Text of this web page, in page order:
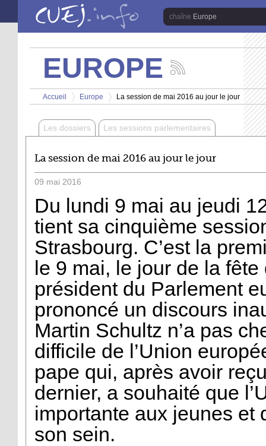
Aller au contenu principal
Europe
EUROPE
les
actualités
de
chaîne
Europe
Vous êtes ici
Accueil
>
Europe
>
La session de mai 2016 au jour le jour
Les dossiers Les sessions parlementaires
La session de mai 2016 au jour le jour
09 mai 2016
Du lundi 9 mai au jeudi
tient sa cinquième
Strasbourg. C’est la
le 9 mai, le jour de la fête
président du Parlement
prononcé un discours
Martin Schultz n’a pas
difficile de l’Union
pape qui, après avoir
dernier, a souhaité que
importante aux jeunes et
son sein.